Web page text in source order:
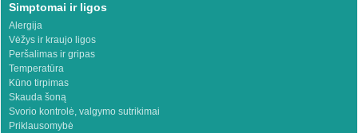
Simptomai ir ligos
Alergija
Vėžys ir kraujo ligos
Peršalimas ir gripas
Temperatūra
Kūno tirpimas
Skauda šoną
Svorio kontrolė, valgymo sutrikimai
Priklausomybė